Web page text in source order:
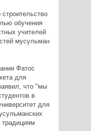
обучения
учителей
мусульман
Фатос
для
что "мы
в
для